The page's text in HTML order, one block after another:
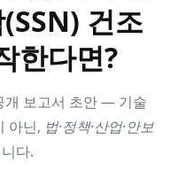
건조
한다면?
개 보고서 초안 — 기술
아닌, 법·정책·산업·안보
다.